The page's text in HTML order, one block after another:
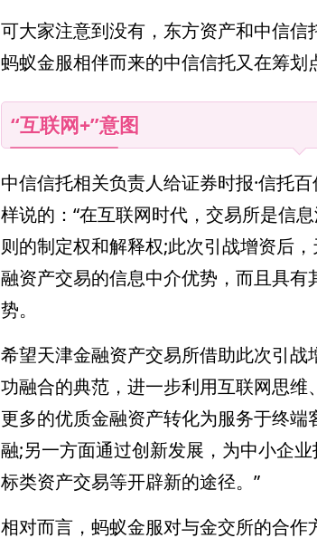
可大家注意到没有，东方资产和中信
蚂蚁金服相伴而来的中信信托又在筹划
“互联网+”意图
中信信托相关负责人给证券时报·信托
样说的：“在互联网时代，交易所是信
则的制定权和解释权;此次引战增资后
融资产交易的信息中介优势，而且具
势。
希望天津金融资产交易所借助此次引
功融合的典范，进一步利用互联网思
更多的优质金融资产转化为服务于终
融;另一方面通过创新发展，为中小企
标类资产交易等开辟新的途径。”
相对而言，蚂蚁金服对与金交所的合